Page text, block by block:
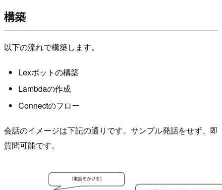
構築
以下の流れで構築します。
Lexボットの構築
Lambdaの作成
Connectのフロー
会話のイメージは下記の通りです。サンプル発話をせず、即
質問可能です。